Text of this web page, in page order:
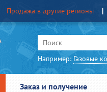
Продажа в другие регионы
Например: Газовые
Заказ и получение